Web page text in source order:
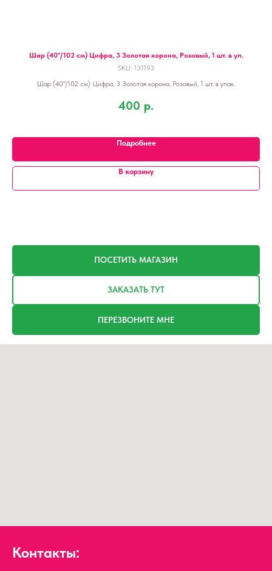
Шар (40''/102 см) Цифра, 3 Золотая корона, Розовый, 1 шт. в уп.
SKU: 131193
Шар (40''/102 см) Цифра, 3 Золотая корона, Розовый, 1 шт. в упак.
400 р.
Подробнее
В корзину
ПОСЕТИТЬ МАГАЗИН
ЗАКАЗАТЬ ТУТ
ПЕРЕЗВОНИТЕ МНЕ
Контакты: